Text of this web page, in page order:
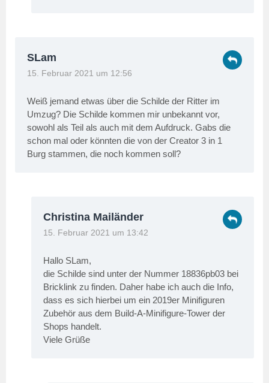
SLam
15. Februar 2021 um 12:56
Weiß jemand etwas über die Schilde der Ritter im
Umzug? Die Schilde kommen mir unbekannt vor,
sowohl als Teil als auch mit dem Aufdruck. Gabs die
schon mal oder könnten die von der Creator 3 in 1
Burg stammen, die noch kommen soll?
Christina Mailänder
15. Februar 2021 um 13:42
Hallo SLam,
die Schilde sind unter der Nummer 18836pb03 bei
Bricklink zu finden. Daher habe ich auch die Info,
dass es sich hierbei um ein 2019er Minifiguren
Zubehör aus dem Build-A-Minifigure-Tower der
Shops handelt.
Viele Grüße